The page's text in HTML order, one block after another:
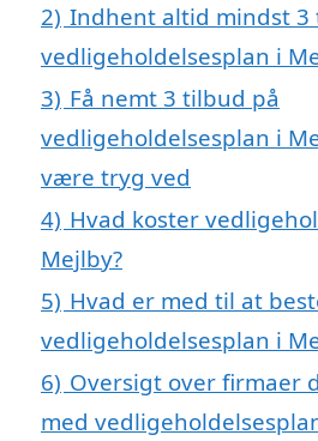
2) Indhent altid mindst 3
vedligeholdelsesplan i
3) Få nemt 3 tilbud på
vedligeholdelsesplan i
være tryg ved
4) Hvad koster
Mejlby?
5) Hvad er med til at
vedligeholdelsesplan i
6) Oversigt over firmaer
med